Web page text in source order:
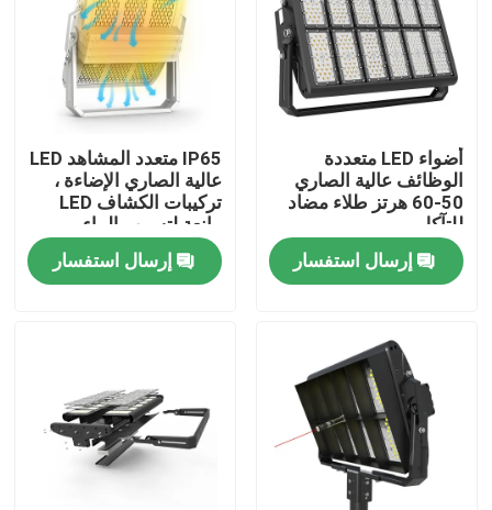
بيت
منتجات
معلومات عنا
جولة في المعمل
أضواء LED متعددة
الوظائف عالية الصاري
50-60 هرتز طلاء مضاد
للتآكل
إرسال استفسار
IP65 متعدد المشاهد LED
عالية الصاري الإضاءة ،
تركيبات الكشاف LED
مانعة لتسرب الماء
إرسال استفسار